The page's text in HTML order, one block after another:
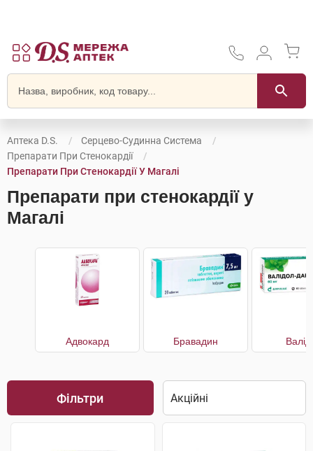
Аптека D.S.
Серцево-Судинна Система
Препарати При Стенокардії
Препарати При Стенокардії У Магалі
Препарати при стенокардії у
Магалі
Адвокард Бравадин
Фільтри